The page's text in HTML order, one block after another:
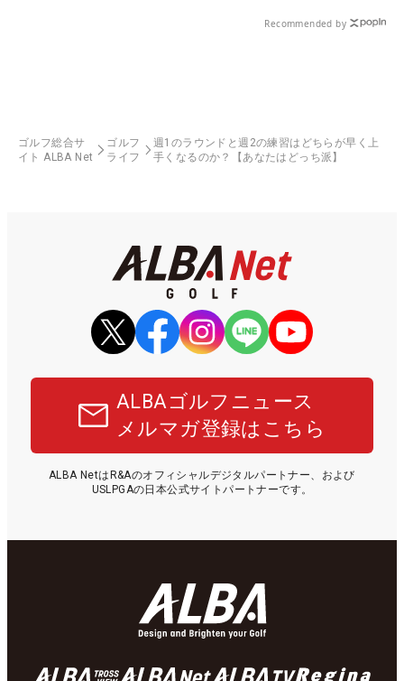
Recommended by
ゴルフ総合サ
イト ALBA Net
ゴルフ
ライフ
週1のラウンドと週2の練習はどちらが早く上
手くなるのか？【あなたはどっち派】
ALBAゴルフニュース
メルマガ登録はこちら
ALBA NetはR&Aのオフィシャルデジタルパートナー、および
USLPGAの日本公式サイトパートナーです。